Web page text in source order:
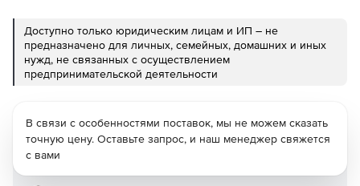
Доступно только юридическим лицам и ИП – не
предназначено для личных, семейных, домашних и иных
нужд, не связанных с осуществлением
предпринимательской деятельности
В связи с особенностями поставок, мы не можем сказать
точную цену. Оставьте запрос, и наш менеджер свяжется
с вами